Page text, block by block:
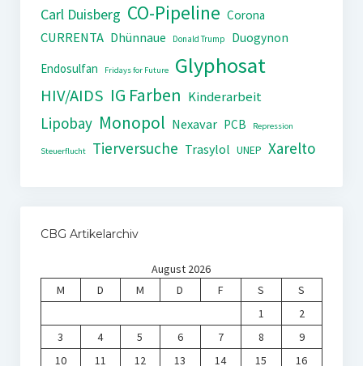
Carl Duisberg CO-Pipeline Corona
CURRENTA Dhünnaue Donald Trump
Duogynon
Endosulfan
Fridays for Future Glyphosat
HIV/AIDS IG Farben Kinderarbeit
Lipobay Monopol Nexavar PCB Repression
Steuerflucht Tierversuche Trasylol UNEP Xarelto
CBG Artikelarchiv
August 2026
M
D M D F S
S
1
2
3
4 5 6 7 8
9
10
11 12 13 14 15 16